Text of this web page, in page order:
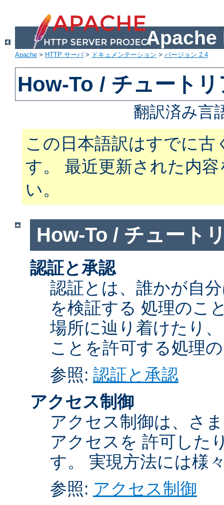
Apache
Apache > HTTP サーバ> ドキュメンテーション > バージョン 2.4
How-To / チュート
翻訳済み言
この日本語訳はすでに
す。 最近更新された内
い。
How-To / チュート
認証と承認
認証とは、誰かが自
を検証する 処理のこ
場所に辿り着けたり
ことを許可する処理
参照: 認証と承認
アクセス制御
アクセス制御は、さ
アクセスを 許可した
す。 実現方法には様
参照: アクセス制御